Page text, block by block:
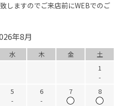
しますのでご来店前にWEBでのご
年8月
水 木 金
土
1
-
5
-
6
-
7 8